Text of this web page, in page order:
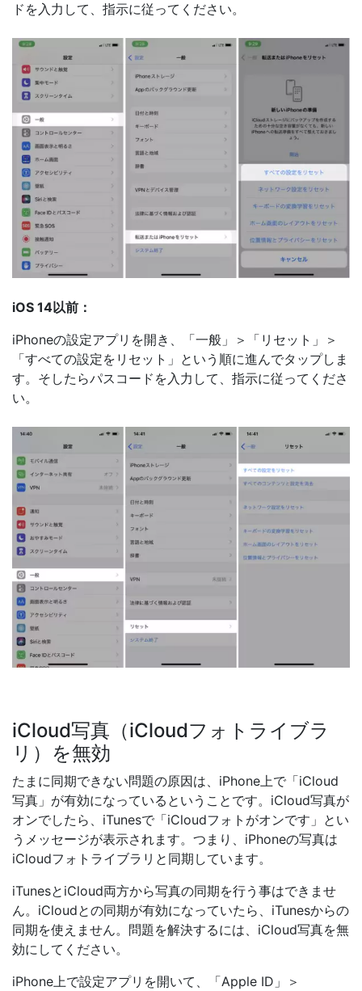
ドを入力して、指示に従ってください。
iOS 14以前：
iPhoneの設定アプリを開き、「一般」＞「リセット」＞
「すべての設定をリセット」という順に進んでタップしま
す。そしたらパスコードを入力して、指示に従ってくださ
い。
iCloud写真（iCloudフォトライブラ
リ）を無効
たまに同期できない問題の原因は、iPhone上で「iCloud
写真」が有効になっているということです。iCloud写真が
オンでしたら、iTunesで「iCloudフォトがオンです」とい
うメッセージが表示されます。つまり、iPhoneの写真は
iCloudフォトライブラリと同期しています。
iTunesとiCloud両方から写真の同期を行う事はできませ
ん。iCloudとの同期が有効になっていたら、iTunesからの
同期を使えません。問題を解決するには、iCloud写真を無
効にしてください。
iPhone上で設定アプリを開いて、「Apple ID」＞